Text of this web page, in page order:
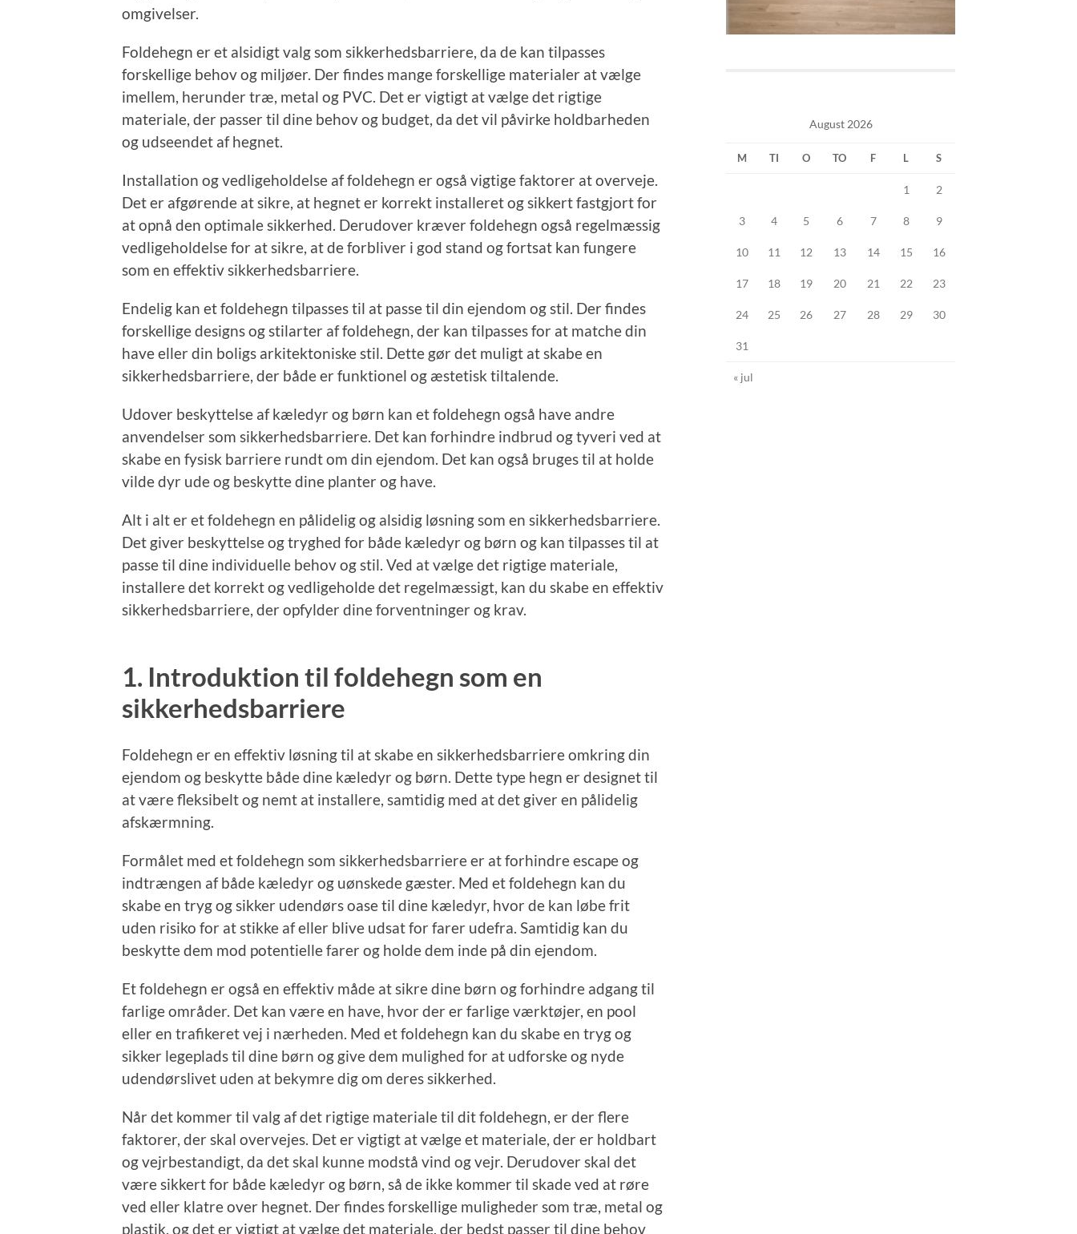
omgivelser.
Foldehegn er et alsidigt valg som sikkerhedsbarriere, da de kan tilpasses
forskellige behov og miljøer. Der findes mange forskellige materialer at vælge
imellem, herunder træ, metal og PVC. Det er vigtigt at vælge det rigtige
materiale, der passer til dine behov og budget, da det vil påvirke holdbarheden
og udseendet af hegnet.
Installation og vedligeholdelse af foldehegn er også vigtige faktorer at overveje.
Det er afgørende at sikre, at hegnet er korrekt installeret og sikkert fastgjort for
at opnå den optimale sikkerhed. Derudover kræver foldehegn også regelmæssig
vedligeholdelse for at sikre, at de forbliver i god stand og fortsat kan fungere
som en effektiv sikkerhedsbarriere.
Endelig kan et foldehegn tilpasses til at passe til din ejendom og stil. Der findes
forskellige designs og stilarter af foldehegn, der kan tilpasses for at matche din
have eller din boligs arkitektoniske stil. Dette gør det muligt at skabe en
sikkerhedsbarriere, der både er funktionel og æstetisk tiltalende.
Udover beskyttelse af kæledyr og børn kan et foldehegn også have andre
anvendelser som sikkerhedsbarriere. Det kan forhindre indbrud og tyveri ved at
skabe en fysisk barriere rundt om din ejendom. Det kan også bruges til at holde
vilde dyr ude og beskytte dine planter og have.
Alt i alt er et foldehegn en pålidelig og alsidig løsning som en sikkerhedsbarriere.
Det giver beskyttelse og tryghed for både kæledyr og børn og kan tilpasses til at
passe til dine individuelle behov og stil. Ved at vælge det rigtige materiale,
installere det korrekt og vedligeholde det regelmæssigt, kan du skabe en effektiv
sikkerhedsbarriere, der opfylder dine forventninger og krav.
1. Introduktion til foldehegn som en
sikkerhedsbarriere
Foldehegn er en effektiv løsning til at skabe en sikkerhedsbarriere omkring din
ejendom og beskytte både dine kæledyr og børn. Dette type hegn er designet til
at være fleksibelt og nemt at installere, samtidig med at det giver en pålidelig
afskærmning.
Formålet med et foldehegn som sikkerhedsbarriere er at forhindre escape og
indtrængen af både kæledyr og uønskede gæster. Med et foldehegn kan du
skabe en tryg og sikker udendørs oase til dine kæledyr, hvor de kan løbe frit
uden risiko for at stikke af eller blive udsat for farer udefra. Samtidig kan du
beskytte dem mod potentielle farer og holde dem inde på din ejendom.
Et foldehegn er også en effektiv måde at sikre dine børn og forhindre adgang til
farlige områder. Det kan være en have, hvor der er farlige værktøjer, en pool
eller en trafikeret vej i nærheden. Med et foldehegn kan du skabe en tryg og
sikker legeplads til dine børn og give dem mulighed for at udforske og nyde
udendørslivet uden at bekymre dig om deres sikkerhed.
Når det kommer til valg af det rigtige materiale til dit foldehegn, er der flere
faktorer, der skal overvejes. Det er vigtigt at vælge et materiale, der er holdbart
og vejrbestandigt, da det skal kunne modstå vind og vejr. Derudover skal det
være sikkert for både kæledyr og børn, så de ikke kommer til skade ved at røre
ved eller klatre over hegnet. Der findes forskellige muligheder som træ, metal og
plastik, og det er vigtigt at vælge det materiale, der bedst passer til dine behov
August 2026
M TI O TO F L S
1 2
3 4 5 6 7 8 9
10 11 12 13 14 15 16
17 18 19 20 21 22 23
24 25 26 27 28 29 30
31
« jul